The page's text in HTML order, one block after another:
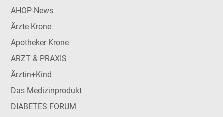
AHOP-News
Ärzte Krone
Apotheker Krone
ARZT & PRAXIS
Ärztin+Kind
Das Medizinprodukt
DIABETES FORUM